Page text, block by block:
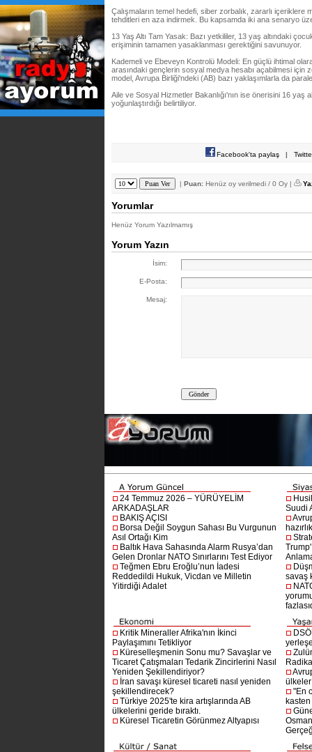
Çalışmaların temel hedefi, siber zorbalık, zararlı içeriklere
tehditleri en aza indirmek. Bu kapsamda iki ana senaryo
13 Yaş Altı Tam Yasak: Bazı yetkililer, 13 yaş altındaki
erişiminin tamamen yasaklanması gerektiğini savunuyor.
Kademeli ve Ebeveyn Kontrolü Modeli: En güçlü ihtimal
arasındaki gençlerin sosyal medya hesabı açabilmesi için
model, Avrupa Birliği'ndeki (AB) bazı yaklaşımlarla da
Aile ve Sosyal Hizmetler Bakanlığı'nın ise önerisini 16 yaş
yoğunlaştırdığı belirtiliyor.
Facebook'ta paylaş |
| Puan: Henüz oy verilmedi / 0 Oy |
Yorumlar
Henüz Yorum Yazılmamış
Yorum Yazın
İsim:
E-Posta:
Mesaj:
24 Temmuz 2026 – YÜRÜYELİM
ARKADAŞLAR
BAKIŞ AÇISI
Borsa Değil Soygun Sahası Bu Vurgunun
Asıl Ortağı Kim
Baltık Hava Sahasında Alarm Rusya’dan
Gelen Dronlar NATO Sınırlarını Test Ediyor
Teğmen Ebru Eroğlu’nun İadesi
Reddedildi Hukuk, Vicdan ve Milletin
Yitirdiği Adalet
Suudi
savaş
Kritik Mineraller Afrika'nın İkinci
Paylaşımını Tetikliyor
Küreselleşmenin Sonu mu? Savaşlar ve
Ticaret Çatışmaları Tedarik Zincirlerini Nasıl
Yeniden Şekillendiriyor?
İran savaşı küresel ticareti nasıl yeniden
şekillendirecek?
Türkiye 2025'te kira artışlarında AB
ülkelerini geride bıraktı.
Küresel Ticaretin Görünmez Altyapısı
"En